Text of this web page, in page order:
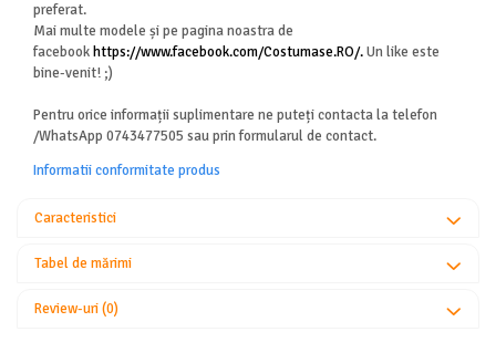
preferat.
Mai multe modele și pe pagina noastra de
facebook https://www.facebook.com/Costumase.RO/.Un like este
bine-venit! ;)
Pentru orice informații suplimentare ne puteți contacta la telefon
/WhatsApp 0743477505 sau prin formularul de contact.
Informatii conformitate produs
Caracteristici
Tabel de mărimi
Review-uri(0)